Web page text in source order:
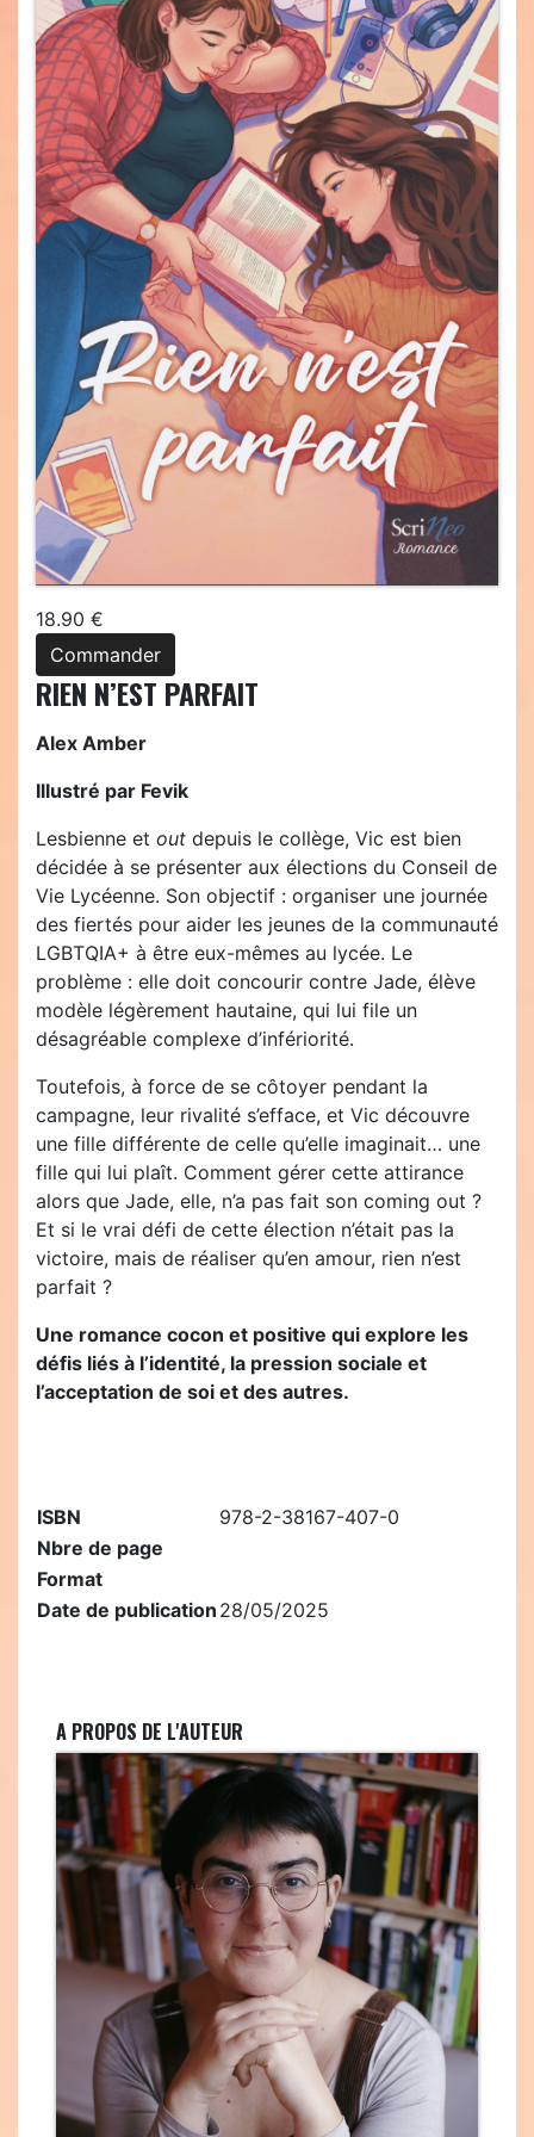
18.90 €
Commander
RIEN N’EST PARFAIT
Alex Amber
Illustré par Fevik
Lesbienne et out depuis le collège, Vic est bien
décidée à se présenter aux élections du Conseil de
Vie Lycéenne. Son objectif : organiser une journée
des fiertés pour aider les jeunes de la communauté
LGBTQIA+ à être eux-mêmes au lycée. Le
problème : elle doit concourir contre Jade, élève
modèle légèrement hautaine, qui lui file un
désagréable complexe d’infériorité.
Toutefois, à force de se côtoyer pendant la
campagne, leur rivalité s’efface, et Vic découvre
une fille différente de celle qu’elle imaginait… une
fille qui lui plaît. Comment gérer cette attirance
alors que Jade, elle, n’a pas fait son coming out ?
Et si le vrai défi de cette élection n’était pas la
victoire, mais de réaliser qu’en amour, rien n’est
parfait ?
Une romance cocon et positive qui explore les
défis liés à l’identité, la pression sociale et
l’acceptation de soi et des autres.
ISBN
978-2-38167-407-0
Nbre de page
Format
Date de publication 28/05/2025
A PROPOS DE L'AUTEUR